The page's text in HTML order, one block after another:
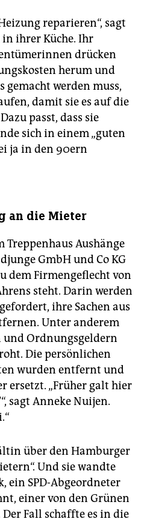
reparieren“, sagt
ihrer Küche. Ihr
drücken
herum und
gemacht werden muss,
damit sie es auf die
passt, dass sie
sich in einem „guten
ja in den 90ern
an die Mieter
Treppenhaus Aushänge
GmbH und Co KG
dem Firmengeflecht von
steht. Darin werden
ihre Sachen aus
Unter anderem
Ordnungsgeldern
Die persönlichen
wurden entfernt und
ersetzt. „Früher galt hier
sagt Anneke Nuijen.
über den Hamburger
Und sie wandte
ein SPD-Abgeordneter
einer von den Grünen
Fall schaffte es in die